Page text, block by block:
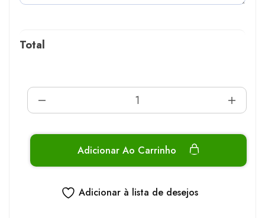
Total
Adicionar Ao Carrinho
Adicionar à lista de desejos